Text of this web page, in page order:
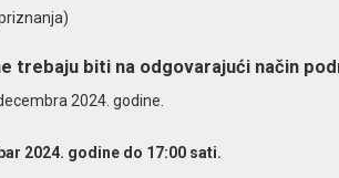
trebaju biti na odgovarajući način
2024. godine.
2024. godine do 17:00 sati.